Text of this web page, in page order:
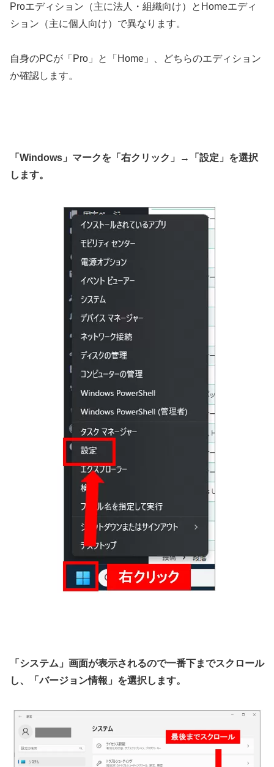
Proエディション（主に法人・組織向け）とHomeエディ
ション（主に個人向け）で異なります。
自身のPCが「Pro」と「Home」、どちらのエディション
か確認します。
「Windows」マークを「右クリック」→「設定」を選択
します。
「システム」画面が表示されるので一番下までスクロール
し、「バージョン情報」を選択します。